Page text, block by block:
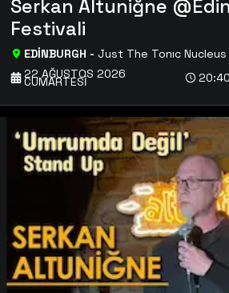
Serkan Altuniğne
Festivali
EDİNBURGH -Just The Tonıc Nucleus
22 AĞUSTOS 2026
CUMARTESI 20:40